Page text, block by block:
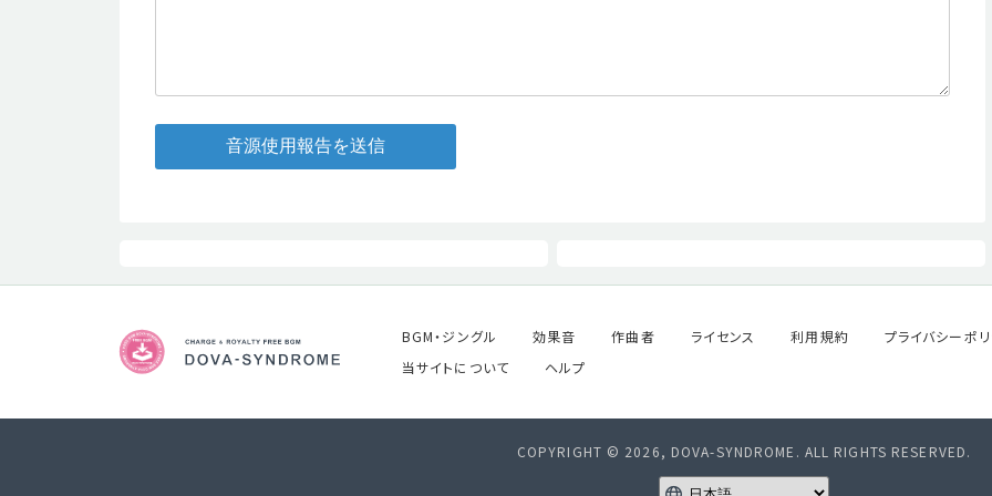
音源使用報告を送信
BGM・ジングル 効果音 作曲者 ライセンス 利用規約 プライバシーポ
当サイトについて
ヘルプ
COPYRIGHT © 2026, DOVA-SYNDROME. ALL RIGHTS RESERVED.